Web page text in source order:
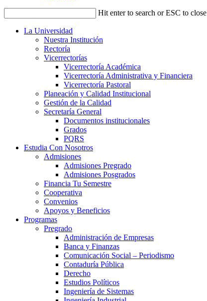
Hit enter to search or ESC to close
La Universidad
Nuestra Institución
Rectoría
Vicerrectorías
Vicerrectoría Académica
Vicerrectoría Administrativa y Financiera
Vicerrectoría Pastoral
Planeación y Calidad Institucional
Gestión de la Calidad
Secretaría General
Documentos institucionales
Grados
PQRS
Estudia Con Nosotros
Admisiones
Admisiones Pregrado
Admisiones Posgrados
Financia Tu Semestre
Cooperativa
Convenios
Apoyos y Beneficios
Programas
Pregrado
Administración de Empresas
Banca y Finanzas
Comunicación Social – Periodismo
Contaduría Pública
Derecho
Estudios Políticos
Ingeniería de Sistemas